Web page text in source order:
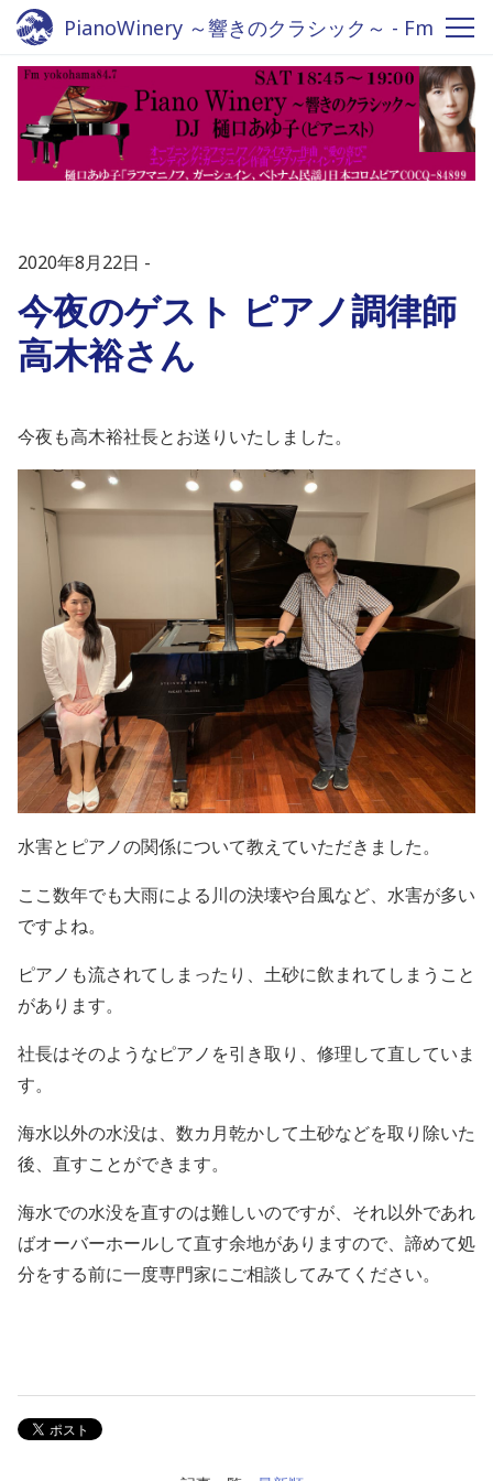
PianoWinery ～響きのクラシック～ - Fm
yokohama 84.7
2020年8月22日
今夜のゲスト ピアノ調律師
高木裕さん
今夜も高木裕社長とお送りいたしました。
水害とピアノの関係について教えていただきました。
ここ数年でも大雨による川の決壊や台風など、水害が多い
ですよね。
ピアノも流されてしまったり、土砂に飲まれてしまうこと
があります。
社長はそのようなピアノを引き取り、修理して直していま
す。
海水以外の水没は、数カ月乾かして土砂などを取り除いた
後、直すことができます。
海水での水没を直すのは難しいのですが、それ以外であれ
ばオーバーホールして直す余地がありますので、諦めて処
分をする前に一度専門家にご相談してみてください。